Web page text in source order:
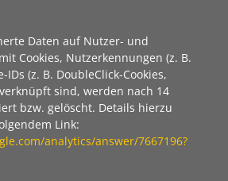
Daten auf Nutzer- und
Cookies, Nutzerkennungen (z. B.
IDs (z. B. DoubleClick-Cookies,
sind, werden nach 14
bzw. gelöscht. Details hierzu
Link:
analytics/answer/7667196?